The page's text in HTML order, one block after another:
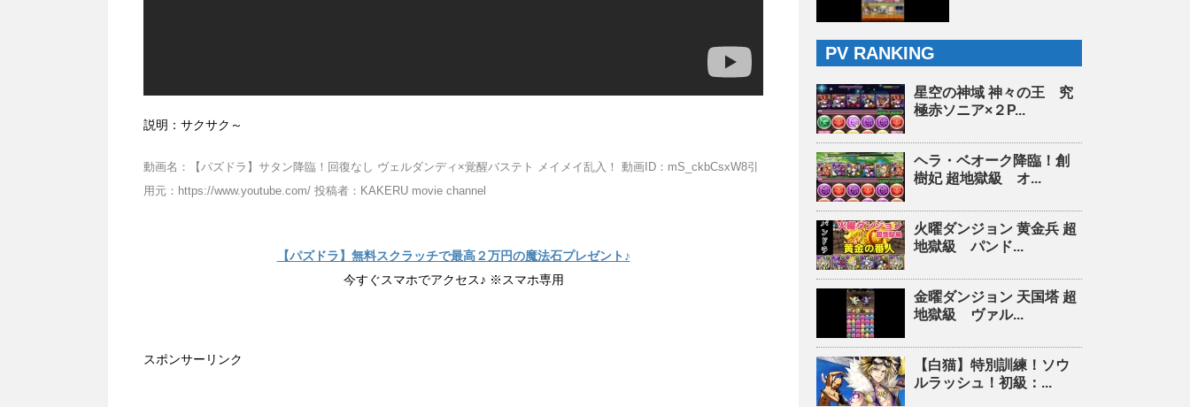
説明：サクサク～
動画名：【パズドラ】サタン降臨！回復なし ヴェルダンディ×覚醒バステト メイメイ乱入！ 動画ID：mS_ckbCsxW8引
用元：https://www.youtube.com/ 投稿者：KAKERU movie channel
【パズドラ】無料スクラッチで最高２万円の魔法石プレゼント♪
今すぐスマホでアクセス♪ ※スマホ専用
スポンサーリンク
PV RANKING
星空の神域 神々の王 究
極赤ソニア×２P...
ヘラ・ベオーク降臨！創
樹妃 超地獄級 オ...
火曜ダンジョン 黄金兵 超
地獄級 パンド...
金曜ダンジョン 天国塔 超
地獄級 ヴァル...
【白猫】特別訓練！ソウ
ルラッシュ！初級：...